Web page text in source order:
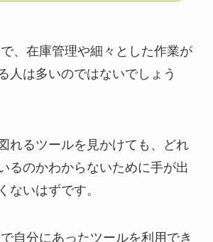
、在庫管理や細々とした作業が
人は多いのではないでしょう
れるツールを見かけても、どれ
るのかわからないために手が出
ないはずです。
自分にあったツールを利用でき